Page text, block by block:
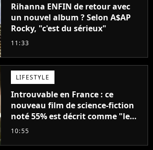
Rihanna ENFIN de retour avec
un nouvel album ? Selon A$AP
Rocky, "c'est du sérieux"
11:33
LIFESTYLE
Introuvable en France : ce
nouveau film de science-fiction
noté 55% est décrit comme "le
plus stupide de l'année"
10:55